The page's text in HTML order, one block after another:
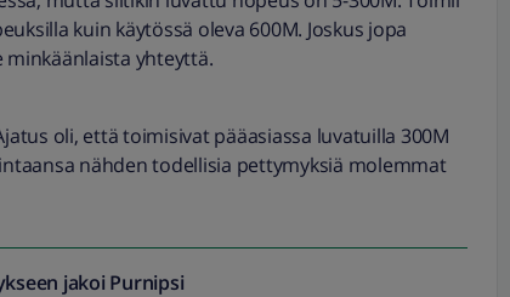
kuin käytössä oleva 600M. Joskus jopa
yhteyttä.
oli, että toimisivat pääasiassa luvatuilla 300M
nähden todellisia pettymyksiä molemmat
jakoi Purnipsi